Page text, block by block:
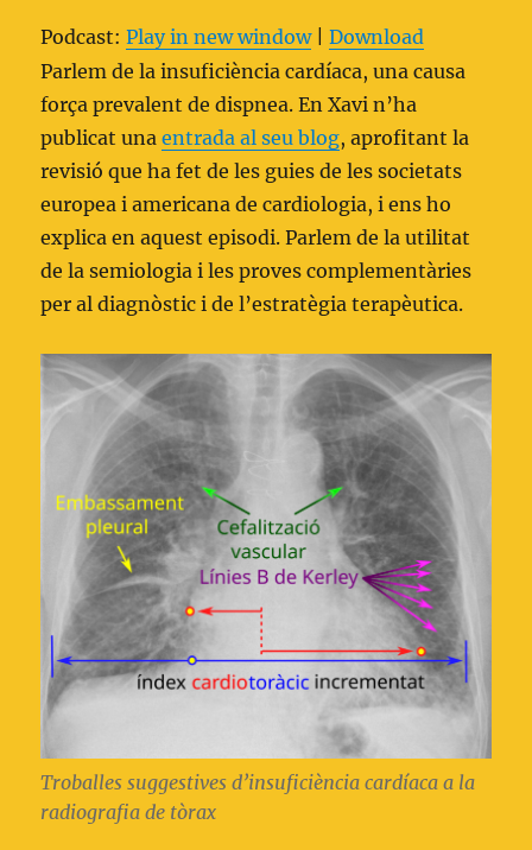
Podcast:Play in new window|Download
Parlem de la insuficiència cardíaca, una causa
força prevalent de dispnea. En Xavi n’ha
publicat unaentrada al seu blog, aprofitant la
revisió que ha fet de les guies de les societats
europea i americana de cardiologia, i ens ho
explica en aquest episodi. Parlem de la utilitat
de la semiologia i les proves complementàries
per al diagnòstic i de l’estratègia terapèutica.
Troballes suggestives d’insuficiència cardíaca a la
radiografia de tòrax